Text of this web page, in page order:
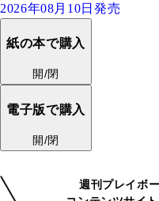
2026年08月10日発売
紙の本で購入
開/閉
電子版で購入
開/閉
週刊プレイボ